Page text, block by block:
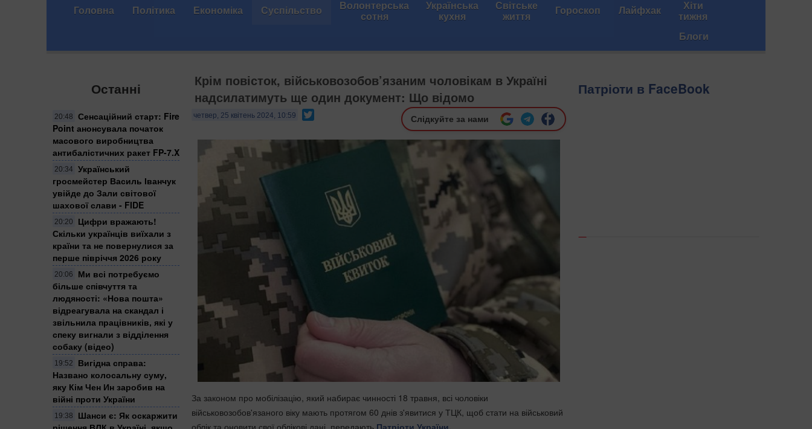
Головна Політика Економіка Суспільство Волонтерська
сотня
Українська
кухня
Світське
життя Гороскоп Лайфхак Хіти
тижня
Блоги
Останні
20:48
Сенсаційний старт: Fire
Point анонсувала початок
масового виробництва
антибалістичних ракет FP-7.X
20:34
Український
гросмейстер Василь Іванчук
увійде до Зали світової
шахової слави - FIDE
20:20
Цифри вражають!
Скільки українців виїхали з
країни та не повернулися за
перше півріччя 2026 року
20:06
Ми всі потребуємо
більше співчуття та
людяності: «Нова пошта»
відреагувала на скандал і
звільнила працівників, які у
спеку вигнали з відділення
собаку (відео)
19:52
Вигідна справа:
Названо колосальну суму,
яку Кім Чен Ин заробив на
війні проти України
19:38
Шанси є: Як оскаржити
Крім повісток, військовозобов’язаним чоловікам в Україні
надсилатимуть ще один документ: Що відомо
четвер, 25 квітень 2024, 10:59 Слідкуйте за нами
За законом про мобілізацію, який набирає чинності 18 травня, всі чоловіки
військовозобов'язаного віку мають протягом 60 днів з'явитися у ТЦК, щоб стати на військовий
облік та оновити свої облікові дані, передають Патріоти України.
Патріоти в FaceBook